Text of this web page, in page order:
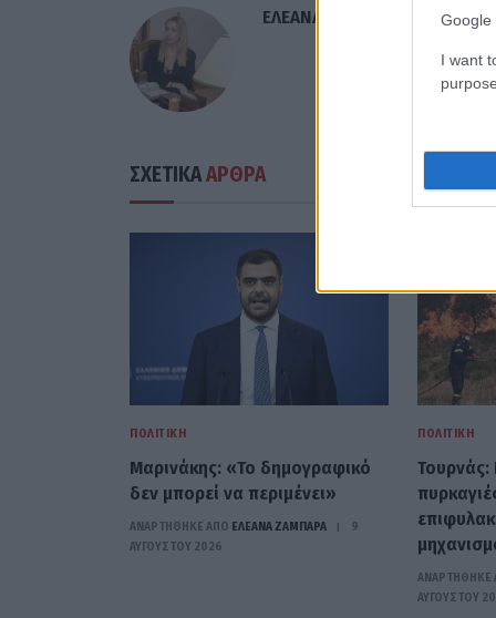
Google
I want
ΕΛΕΑΝΑ ΖΑΜΠΑΡΑ
ΣΧΕΤΙΚΑΑΡΘΡΑ
ΠΟΛΙΤΙΚΉ
Μαρινάκης: «Το δημογραφικό
δεν μπορεί να περιμένει»
ΑΝΑΡΤΗΘΗΚΕ ΑΠΟ ΕΛΕΑΝΑ ΖΑΜΠΑΡΑ
9
ΑΥΓΟΎΣΤΟΥ 2026
ΠΟΛΙΤΙΚΉ
ΑΝΑΡΤΗΘΗΚΕ
ΑΥΓΟΎΣΤΟΥ